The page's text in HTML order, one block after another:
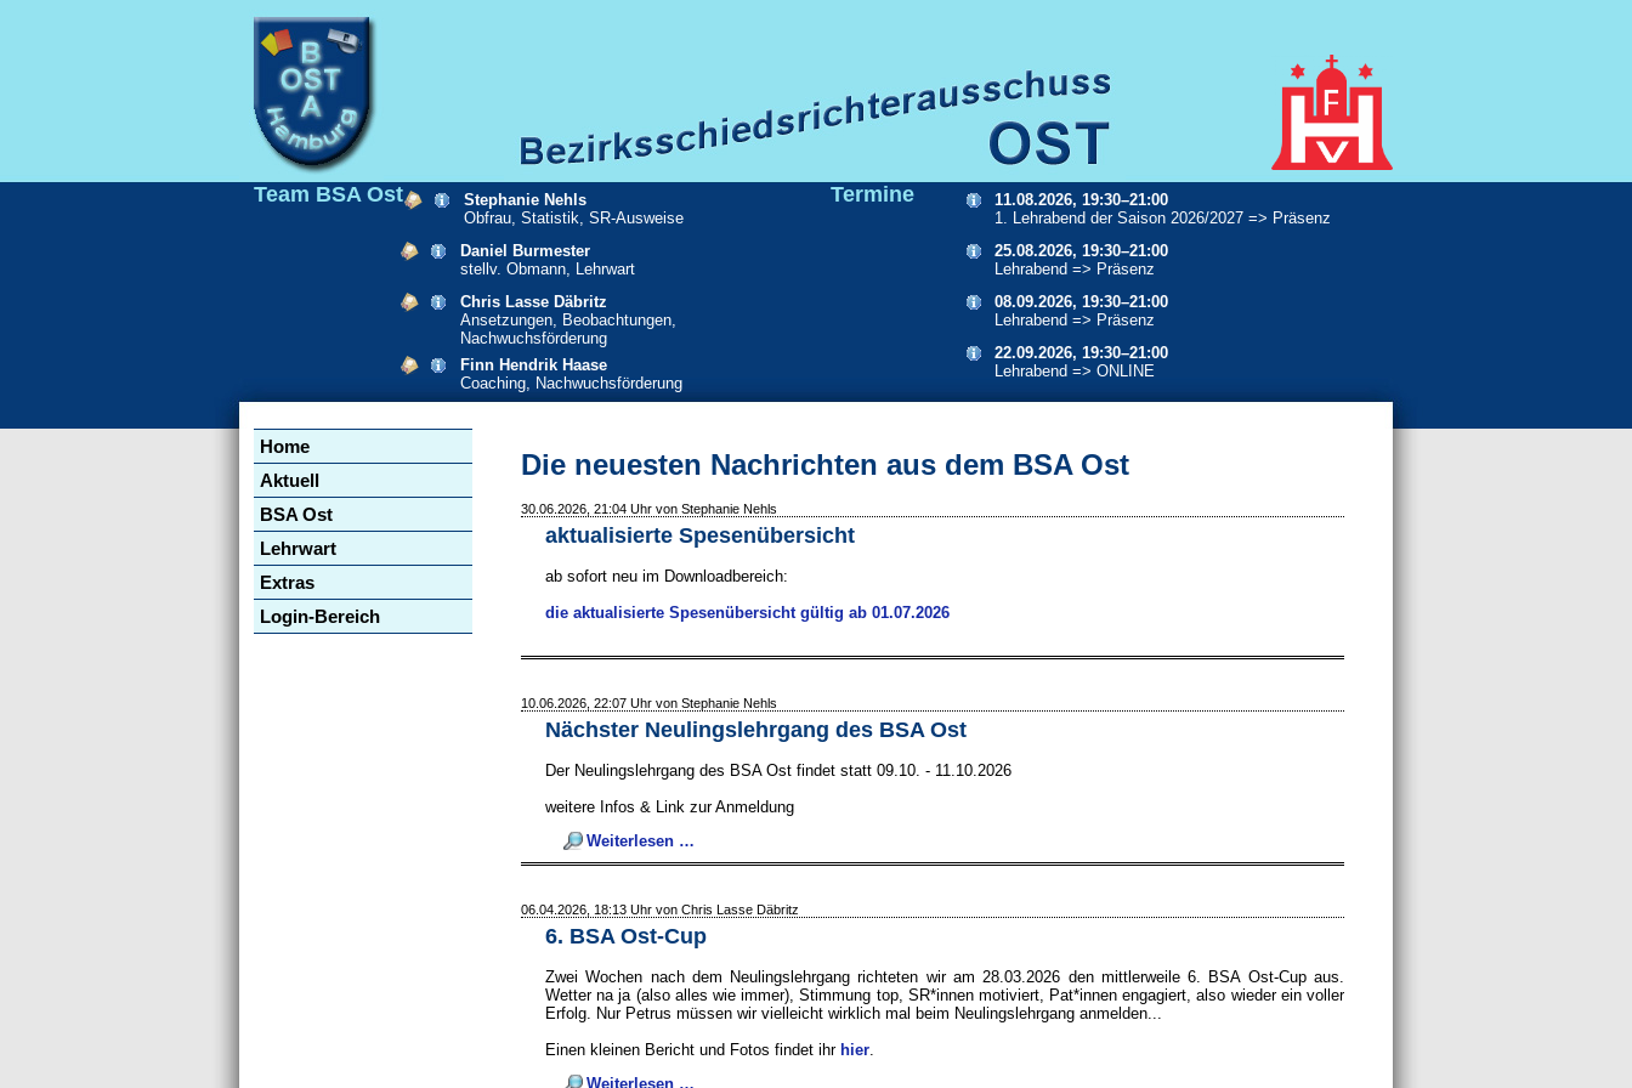
Team BSA Ost
Stephanie Nehls
Obfrau, Statistik, SR-Ausweise
Daniel Burmester
stellv. Obmann, Lehrwart
Chris Lasse Däbritz
Ansetzungen, Beobachtungen,
Nachwuchsförderung
Finn Hendrik Haase
Coaching, Nachwuchsförderung
Termine
11.08.2026, 19:30–21:00
1. Lehrabend der Saison 2026/2027 => Präsenz
25.08.2026, 19:30–21:00
Lehrabend => Präsenz
08.09.2026, 19:30–21:00
Lehrabend => Präsenz
22.09.2026, 19:30–21:00
Lehrabend => ONLINE
Die neuesten Nachrichten aus dem BSA Ost
30.06.2026, 21:04 Uhr von Stephanie Nehls
aktualisierte Spesenübersicht
ab sofort neu im Downloadbereich:
die aktualisierte Spesenübersicht gültig ab 01.07.2026
10.06.2026, 22:07 Uhr von Stephanie Nehls
Nächster Neulingslehrgang des BSA Ost
Der Neulingslehrgang des BSA Ost findet statt 09.10. - 11.10.2026
weitere Infos & Link zur Anmeldung
Weiterlesen …
Neulingslehrgang
Ost
06.04.2026, 18:13 Uhr von Chris Lasse Däbritz
6. BSA Ost-Cup
Zwei Wochen nach dem Neulingslehrgang richteten wir am 28.03.2026 den mittlerweile 6. BSA Ost-Cup aus.
Wetter na ja (also alles wie immer), Stimmung top, SR*innen motiviert, Pat*innen engagiert, also wieder ein voller
Erfolg. Nur Petrus müssen wir vielleicht wirklich mal beim Neulingslehrgang anmelden...
Einen kleinen Bericht und Fotos findet ihr hier
Weiterlesen …
Navigation
überspringen
Home
Aktuell
BSA Ost
Lehrwart
Extras
Login-Bereich